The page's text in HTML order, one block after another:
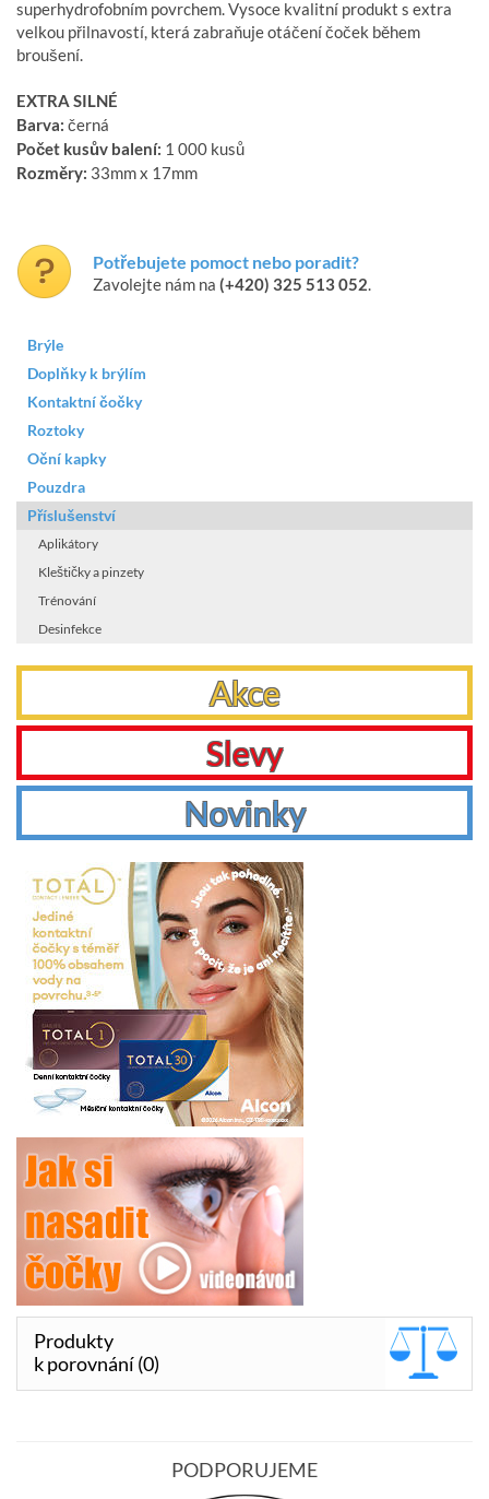
superhydrofobním povrchem. Vysoce kvalitní produkt s extra
velkou přilnavostí, která zabraňuje otáčení čoček během
broušení.
EXTRA SILNÉ
Barva: černá
Počet kusův balení: 1 000 kusů
Rozměry: 33mm x 17mm
Potřebujete pomoct nebo poradit?
Zavolejte nám na (+420) 325 513 052.
Brýle
Doplňky k brýlím
Kontaktní čočky
Roztoky
Oční kapky
Pouzdra
Příslušenství
Aplikátory
Kleštičky a pinzety
Trénování
Desinfekce
Akce
Slevy
Novinky
Produkty
k porovnání (0)
PODPORUJEME